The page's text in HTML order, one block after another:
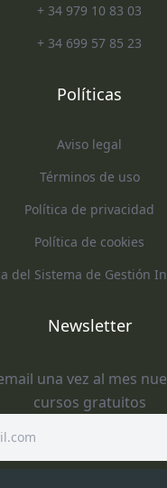
+ 34 979 10 83 03
+ 34 699 57 85 23
Políticas
Aviso legal
Términos de uso
Política de privacidad
Política de cookies
del Sistema de Gestión
Newsletter
una vez al mes
cursos gratuitos